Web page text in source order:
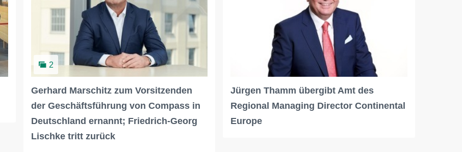
2
Gerhard Marschitz zum Vorsitzenden
der Geschäftsführung von Compass in
Deutschland ernannt; Friedrich-Georg
Lischke tritt zurück
Jürgen Thamm übergibt Amt des
Regional Managing Director Continental
Europe